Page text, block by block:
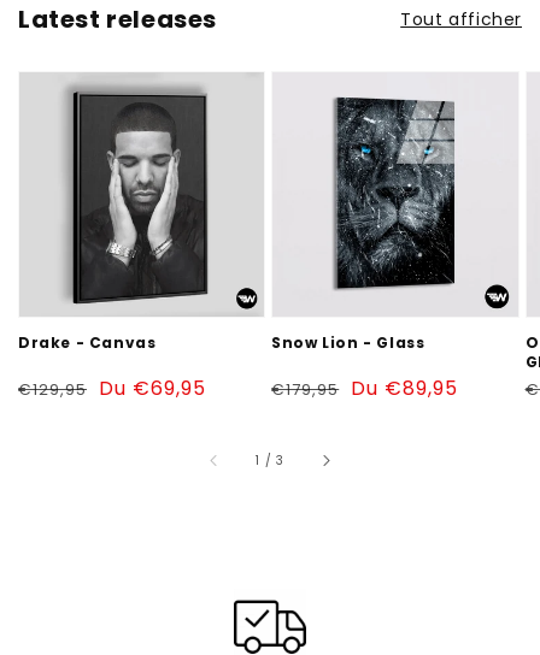
Latest releases Tout afficher
Drake
Drake - Canvas
Prix
€129,95 Prix
Du €69,95
Snow Lion - Glass
Prix
€179,95 Prix
Du €89,95
1 /sur
3